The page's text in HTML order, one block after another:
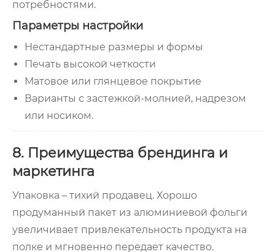
потребностями.
Параметры настройки
Нестандартные размеры и формы
Печать высокой четкости
Матовое или глянцевое покрытие
Варианты с застежкой-молнией, надрезом
или носиком.
8. Преимущества брендинга и
маркетинга
Упаковка – тихий продавец. Хорошо
продуманный пакет из алюминиевой фольги
увеличивает привлекательность продукта на
полке и мгновенно передает качество.